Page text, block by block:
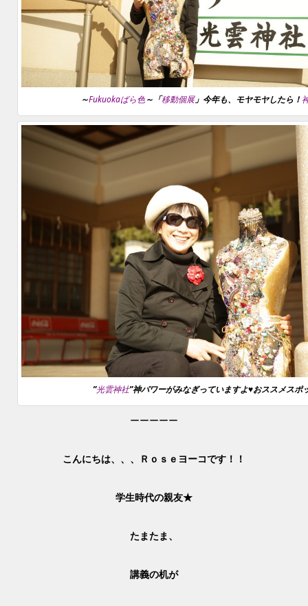
～Fukuokaばら色～「移動個展」今年も、モヤモヤしたら！
”光雲神社”神パワーがみなぎっていますよ♥おススメスポ
ーーーーー
こんにちは、、、Ｒｏｓｅヨーコです！！
学生時代の親友★
たまたま、
講義の机が